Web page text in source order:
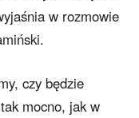
w rozmowie
czy będzie
mocno, jak w